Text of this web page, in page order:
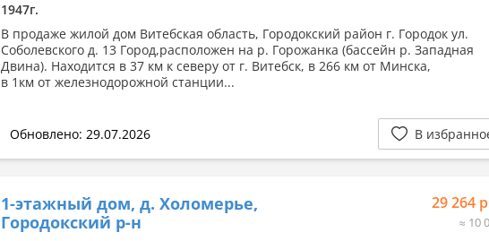
1947г.
В продаже жилой дом Витебская область, Городокский район г. Городок ул.
Соболевского д. 13 Город,расположен на р. Горожанка (бассейн р. Западная
Двина). Находится в 37 км к северу от г. Витебск, в 266 км от Минска,
в 1км от железнодорожной станции...
Обновлено: 29.07.2026 В
1-этажный дом, д. Холомерье,
Городокский р-н
29 264
≈ 10